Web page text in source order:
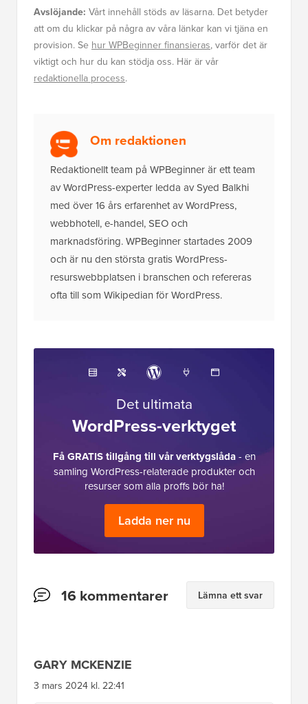
Avslöjande: Vårt innehåll stöds av läsarna. Det betyder
att om du klickar på några av våra länkar kan vi tjäna en
provision. Se hur WPBeginner finansieras, varför det är
viktigt och hur du kan stödja oss. Här är vår
redaktionella process.
Om redaktionen
Redaktionellt team på WPBeginner är ett team
av WordPress-experter ledda av Syed Balkhi
med över 16 års erfarenhet av WordPress,
webbhotell, e-handel, SEO och
marknadsföring. WPBeginner startades 2009
och är nu den största gratis WordPress-
resurswebbplatsen i branschen och refereras
ofta till som Wikipedian för WordPress.
Det ultimata
WordPress-verktyget
Få GRATIS tillgång till vår verktygslåda- en
samling WordPress-relaterade produkter och
resurser som alla proffs bör ha!
Ladda ner nu
Läsarnas16 kommentarer Lämna ett svar
GARY MCKENZIE
3 mars 2024 kl. 22:41